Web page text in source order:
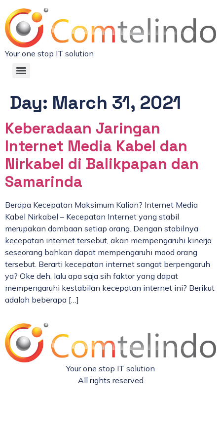
Your one stop IT solution
Day: March 31, 2021
Keberadaan Jaringan
Internet Media Kabel dan
Nirkabel di Balikpapan dan
Samarinda
Berapa Kecepatan Maksimum Kalian? Internet Media
Kabel Nirkabel – Kecepatan Internet yang stabil
merupakan dambaan setiap orang. Dengan stabilnya
kecepatan internet tersebut, akan mempengaruhi kinerja
seseorang bahkan dapat mempengaruhi mood orang
tersebut. Berarti kecepatan internet sangat berpengaruh
ya? Oke deh, lalu apa saja sih faktor yang dapat
mempengaruhi kestabilan kecepatan internet ini? Berikut
adalah beberapa […]
Your one stop IT solution
All rights reserved